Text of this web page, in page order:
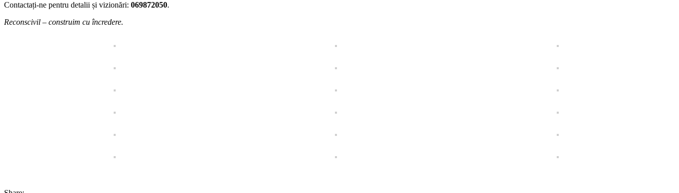
Contactați-ne pentru detalii și vizionări: 069872050.
Reconscivil – construim cu încredere.